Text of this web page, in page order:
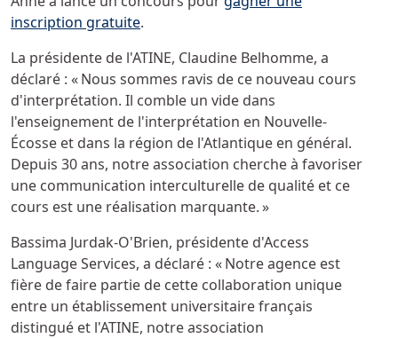
inscription gratuite.
La présidente de l'ATINE, Claudine Belhomme, a
déclaré : « Nous sommes ravis de ce nouveau cours
d'interprétation. Il comble un vide dans
l'enseignement de l'interprétation en Nouvelle-
Écosse et dans la région de l'Atlantique en général.
Depuis 30 ans, notre association cherche à favoriser
une communication interculturelle de qualité et ce
cours est une réalisation marquante. »
Bassima Jurdak-O'Brien, présidente d'Access
Language Services, a déclaré : « Notre agence est
fière de faire partie de cette collaboration unique
entre un établissement universitaire français
distingué et l'ATINE, notre association